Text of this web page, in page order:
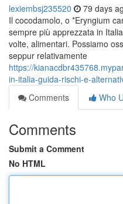
lexiembsj235520 79 days
Il cocodamolo, o *Eryngium
sempre più apprezzata in
volte, alimentari. Possiamo
seppur relativamente
https://
in-italia-guida-rischi-e-
Comments
Who
Comments
Submit a Comment
No HTML